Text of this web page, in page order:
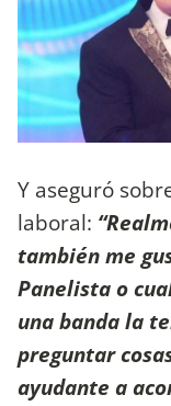
Y aseguró
laboral:
también me
Panelista o
una banda la
preguntar
ayudante a